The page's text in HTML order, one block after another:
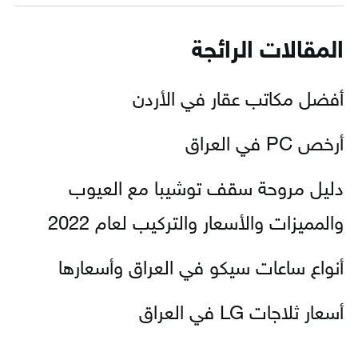
المقالات الرائجة
أفضل مكاتب عقار في الأردن
أرخص PC في العراق
دليل مروحة سقف توشيبا مع العيوب
والمميزات والأسعار والتركيب لعام 2022
أنواع ساعات سيكو في العراق وأسعارها
أسعار ثلاجات LG في العراق